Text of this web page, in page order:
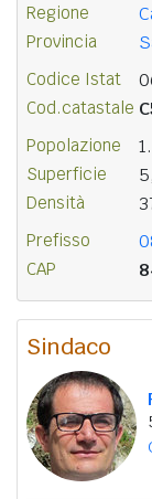
Regione
Provincia
Codice Istat
Cod.catastale
Popolazione
Superficie
Densità
Prefisso
CAP
Sindaco